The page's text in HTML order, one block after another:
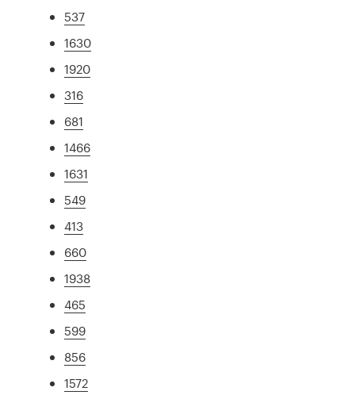
537
1630
1920
316
681
1466
1631
549
413
660
1938
465
599
856
1572